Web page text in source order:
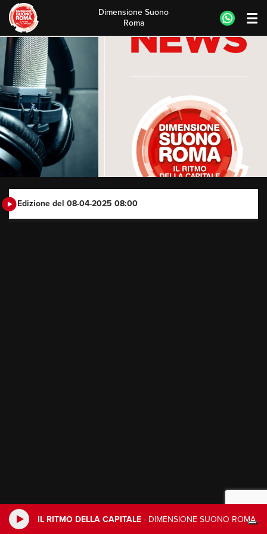
IL RITMO DELLA CAPITALE - DIMENSIONE SUONO ROMA
Skip
to
content
Dimensione Suono
Roma
Edizione del 08-04-2025 08:00